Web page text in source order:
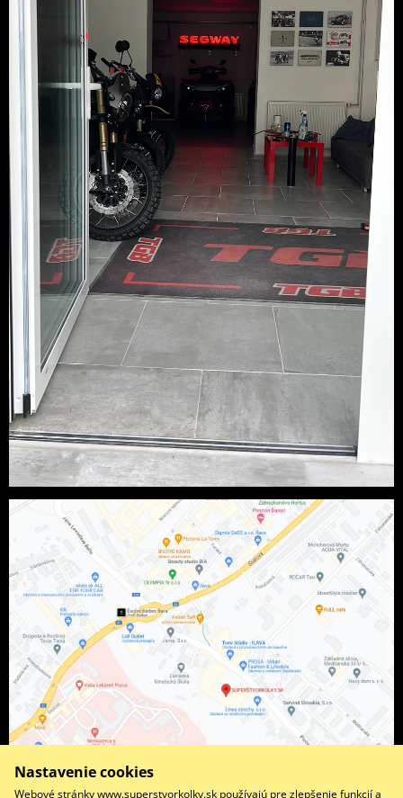
35,93 €
Na objednávku
Nastavenie cookies
Webové stránky www.superstvorkolky.sk používajú pre zlepšenie funkcií a